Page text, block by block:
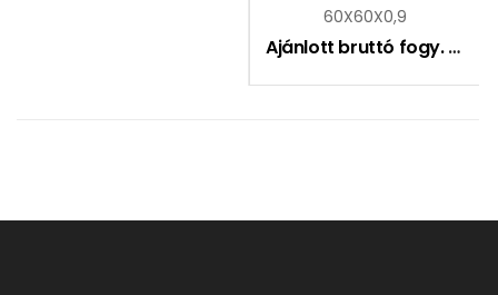
60X60X0,9
Ajánlott bruttó fogy. ár: